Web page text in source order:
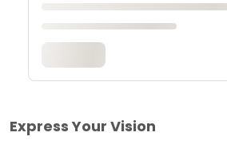
Express Your Vision